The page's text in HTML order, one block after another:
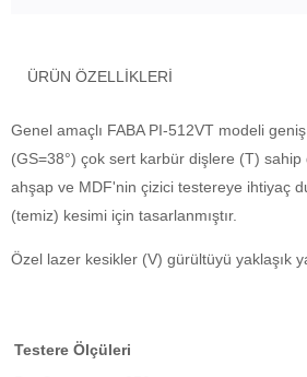
ÜRÜN ÖZELLIKLERI
Genel amaçlı FABA PI-512VT modeli geniş
(GS=38°) çok sert karbür dişlere (T)
ahşap ve MDF'nin çizici testereye ihtiyaç
(temiz) kesimi için tasarlanmıştır.
Özel lazer kesikler (V) gürültüyü yaklaşık
Testere Ölçüleri